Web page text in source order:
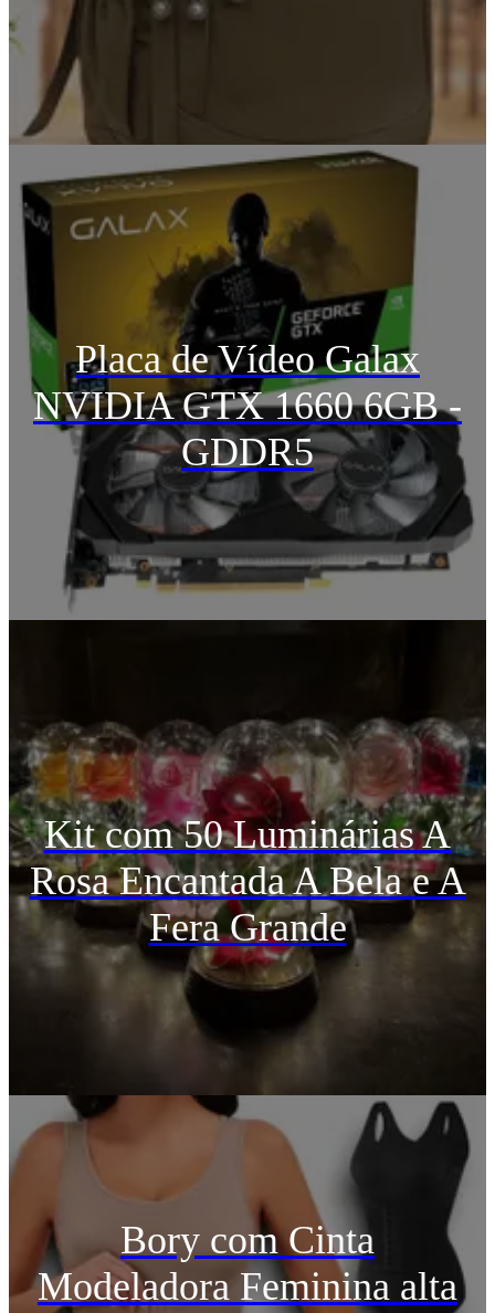
Placa de Vídeo Galax
NVIDIA GTX 1660 6GB -
GDDR5
Kit com 50 Luminárias A
Rosa Encantada A Bela e A
Fera Grande
Bory com Cinta
Modeladora Feminina alta